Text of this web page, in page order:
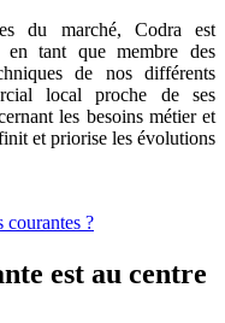
du marché, Codra est
en tant que membre des
de nos différents
local proche de ses
les besoins métier et
et priorise les évolutions
courantes ?
est au centre